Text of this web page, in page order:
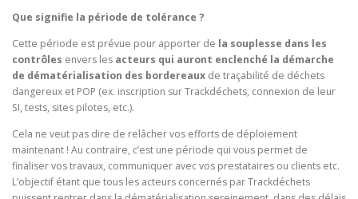
Que signifie la période de tolérance ?
Cette période est prévue pour apporter de la souplesse dans les
contrôles envers les acteurs qui auront enclenché la démarche
de dématérialisation des bordereaux de traçabilité de déchets
dangereux et POP (ex. inscription sur Trackdéchets, connexion de leur
SI, tests, sites pilotes, etc.).
Cela ne veut pas dire de relâcher vos efforts de déploiement
maintenant ! Au contraire, c’est une période qui vous permet de
finaliser vos travaux, communiquer avec vos prestataires ou clients etc.
L’objectif étant que tous les acteurs concernés par Trackdéchets